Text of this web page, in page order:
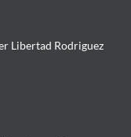
Libertad Rodriguez